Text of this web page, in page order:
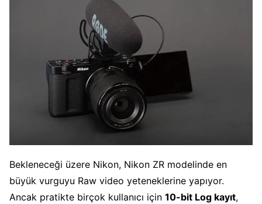
Bekleneceği üzere Nikon, Nikon ZR modelinde en
büyük vurguyu Raw video yeteneklerine yapıyor.
Ancak pratikte birçok kullanıcı için 10-bit Log kayıt,